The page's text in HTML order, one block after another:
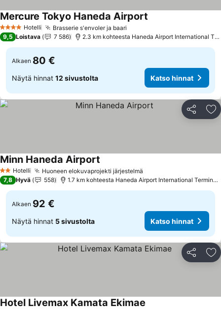
4 Tähtiluokitus
Hotelli Brasserie s'envoler ja baari
Mercure Tokyo Haneda Airport
9,5 Loistava 7 586 2.3 km kohteesta Haneda Airport International
Alkaen 80 €
Näytä hinnat 12 sivustolta Katso hinnat
Jaa
2 Tähtiluokitus
Hotelli Huoneen elokuvaprojekti järjestelmä
Minn Haneda Airport
7,8 Hyvä 558 1.7 km kohteesta Haneda Airport International Terminal
Alkaen 92 €
Näytä hinnat 5 sivustolta Katso hinnat
Jaa
Hotel Livemax Kamata Ekimae